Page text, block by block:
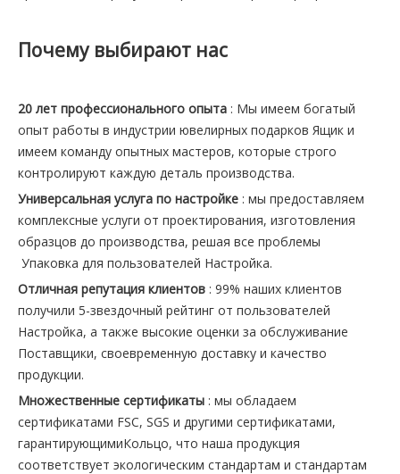
Почему выбирают нас
20 лет профессионального опыта : Мы имеем богатый
опыт работы в индустрии ювелирных подарков Ящик и
имеем команду опытных мастеров, которые строго
контролируют каждую деталь производства.
Универсальная услуга по настройке : мы предоставляем
комплексные услуги от проектирования, изготовления
образцов до производства, решая все проблемы
Упаковка для пользователей Настройка.
Отличная репутация клиентов : 99% наших клиентов
получили 5-звездочный рейтинг от пользователей
Настройка, а также высокие оценки за обслуживание
Поставщики, своевременную доставку и качество
продукции.
Множественные сертификаты : мы обладаем
сертификатами FSC, SGS и другими сертификатами,
гарантирующимиКольцо, что наша продукция
соответствует экологическим стандартам и стандартам